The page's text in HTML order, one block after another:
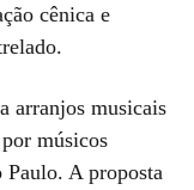
cênica e
arranjos musicais
músicos
Paulo. A proposta